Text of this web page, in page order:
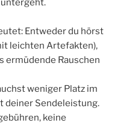
untergeht.
Entweder du hörst
leichten Artefakten),
ermüdende Rauschen
weniger Platz im
deiner Sendeleistung.
keine